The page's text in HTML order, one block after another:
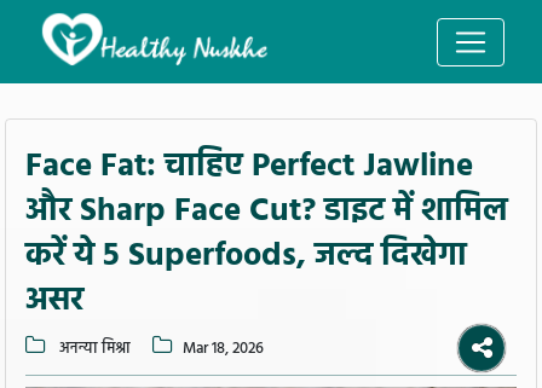
Face Fat: चाहिए Perfect Jawline
और Sharp Face Cut? डाइट में शामिल
करें ये 5 Superfoods, जल्द दिखेगा
असर
अनन्या मिश्रा Mar 18, 2026